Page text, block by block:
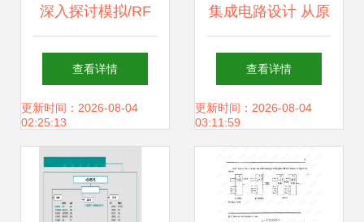
深入探讨模拟/RF
IC设计中电路阻抗
的关键影响与优化
策略
查看详情
更新时间：2026-08-04
02:25:13
集成电路设计 从原
理到实践——以复
旦《模拟集成电
路》教材为蓝本
查看详情
更新时间：2026-08-04
03:11:59